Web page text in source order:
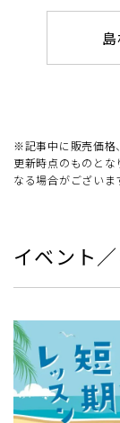
※記事中に販売価格
更新時点のものと
なる場合がございま
イベント